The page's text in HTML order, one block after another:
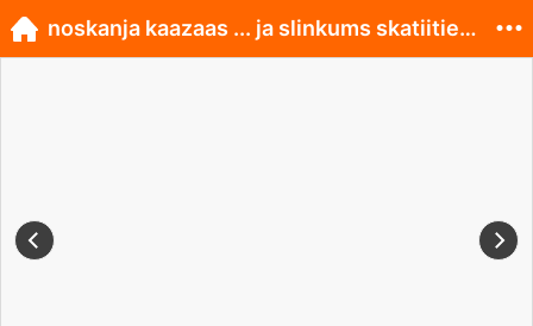
noskanja kaazaas ... ja slinkums skatiities maajas